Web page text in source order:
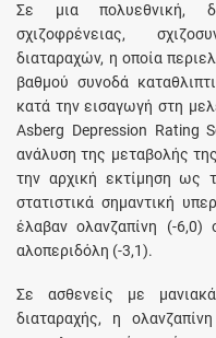
Σε μια πολυεθνική,
σχιζοφρένειας,
διαταραχών, η οποία
βαθμού συνοδά
κατά την εισαγωγή στη
Asberg Depression Rating
ανάλυση της μεταβολής
την αρχική εκτίμηση ως
στατιστικά σημαντική
έλαβαν ολανζαπίνη (-6,0)
αλοπεριδόλη (-3,1).
Σε ασθενείς με
διαταραχής, η